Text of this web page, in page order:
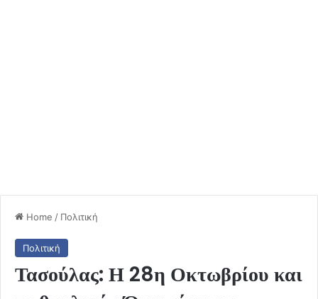
Home / Πολιτική
Πολιτική
Τασούλας: Η 28η Οκτωβρίου και